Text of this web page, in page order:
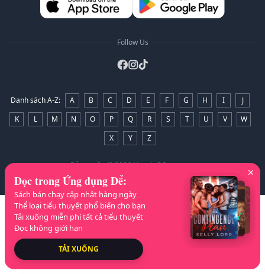
Follow Us
Danh sách A-Z: A B C D E F G H I
J
K
L M N O P Q R S T U V
W
X
Y Z
Bản quyền© 2026 NovelaGO
Đọc trong Ứng dụng Để:
Sách bán chạy cập nhật hàng ngày
Thể loại tiểu thuyết phổ biến cho bạn
Tải xuống miễn phí tất cả tiểu thuyết
Đọc không giới hạn
TẢI XUỐNG